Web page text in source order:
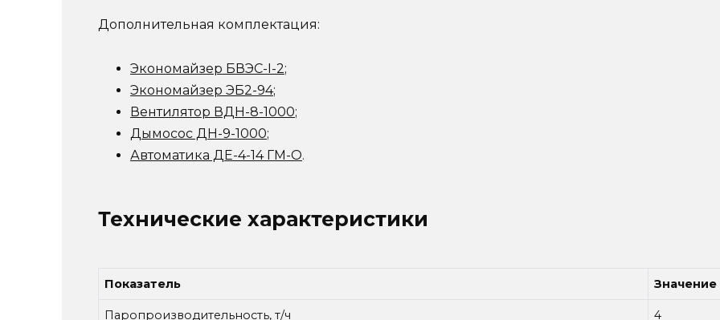
Дополнительная комплектация:
Экономайзер БВЭС-I-2;
Экономайзер ЭБ2-94;
Вентилятор ВДН-8-1000;
Дымосос ДН-9-1000;
Автоматика ДЕ-4-14 ГМ-О.
Технические характеристики
Показатель Значение
Паропроизводительность, т/ч 4